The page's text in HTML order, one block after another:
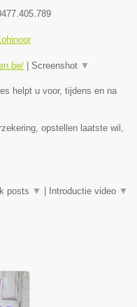
Screenshot ▼
helpt u voor, tijdens en na
opstellen laatste wil,
posts ▼ Introductie video ▼